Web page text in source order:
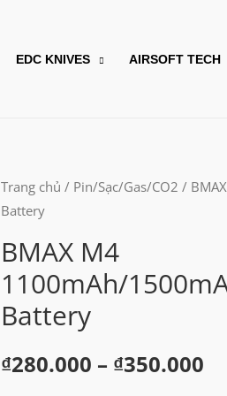
EDC KNIVES AIRSOFT TECH
Trang chủ / Pin/Sạc/Gas/CO2 /
Battery
BMAX M4
1100mAh/
Battery
₫280.000 – ₫350.000